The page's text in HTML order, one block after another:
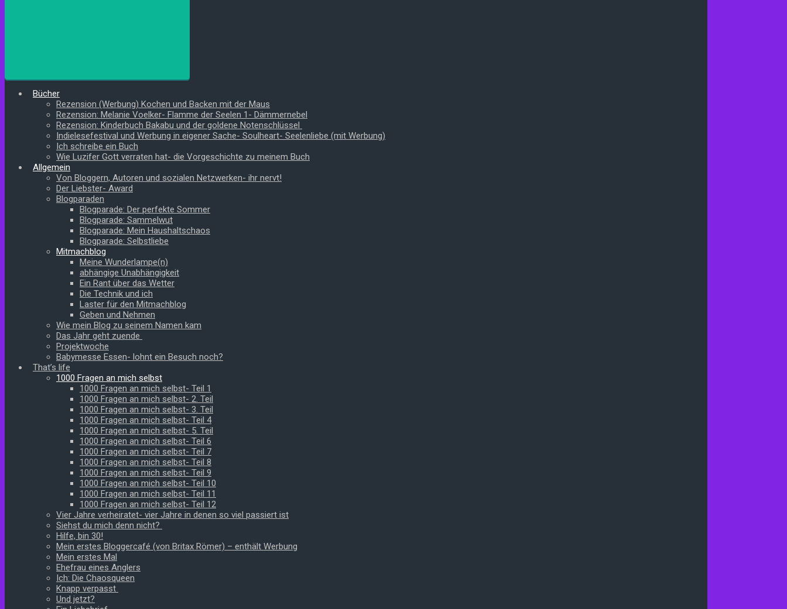
Bücher
Rezension (Werbung) Kochen und Backen mit der Maus
Rezension: Melanie Voelker- Flamme der Seelen 1- Dämmernebel
Rezension: Kinderbuch Bakabu und der goldene Notenschlüssel
Indielesefestival und Werbung in eigener Sache- Soulheart- Seelenliebe (mit Werbung)
Ich schreibe ein Buch
Wie Luzifer Gott verraten hat- die Vorgeschichte zu meinem Buch
Allgemein
Von Bloggern, Autoren und sozialen Netzwerken- ihr nervt!
Der Liebster- Award
Blogparaden
Blogparade: Der perfekte Sommer
Blogparade: Sammelwut
Blogparade: Mein Haushaltschaos
Blogparade: Selbstliebe
Mitmachblog
Meine Wunderlampe(n)
abhängige Unabhängigkeit
Ein Rant über das Wetter
Die Technik und ich
Laster für den Mitmachblog
Geben und Nehmen
Wie mein Blog zu seinem Namen kam
Das Jahr geht zuende
Projektwoche
Babymesse Essen- lohnt ein Besuch noch?
That’s life
1000 Fragen an mich selbst
1000 Fragen an mich selbst- Teil 1
1000 Fragen an mich selbst- 2. Teil
1000 Fragen an mich selbst- 3. Teil
1000 Fragen an mich selbst- Teil 4
1000 Fragen an mich selbst- 5. Teil
1000 Fragen an mich selbst- Teil 6
1000 Fragen an mich selbst- Teil 7
1000 Fragen an mich selbst- Teil 8
1000 Fragen an mich selbst- Teil 9
1000 Fragen an mich selbst- Teil 10
1000 Fragen an mich selbst- Teil 11
1000 Fragen an mich selbst- Teil 12
Vier Jahre verheiratet- vier Jahre in denen so viel passiert ist
Siehst du mich denn nicht?
Hilfe, bin 30!
Mein erstes Bloggercafé (von Britax Römer) – enthält Werbung
Mein erstes Mal
Ehefrau eines Anglers
Ich: Die Chaosqueen
Knapp verpasst
Und jetzt?